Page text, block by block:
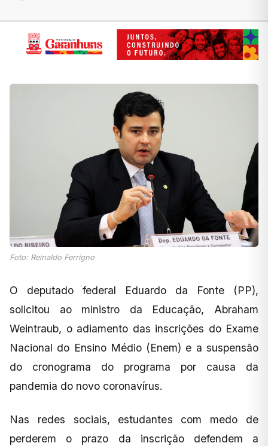
Foto: Reinaldo Ferrigno
O deputado federal Eduardo da Fonte (PP),
solicitou ao ministro da Educação, Abraham
Weintraub, o adiamento das inscrições do Exame
Nacional do Ensino Médio (Enem) e a suspensão
do cronograma do programa por causa da
pandemia do novo coronavírus.
Nas redes sociais, estudantes com medo de
perderem o prazo da inscrição defendem a